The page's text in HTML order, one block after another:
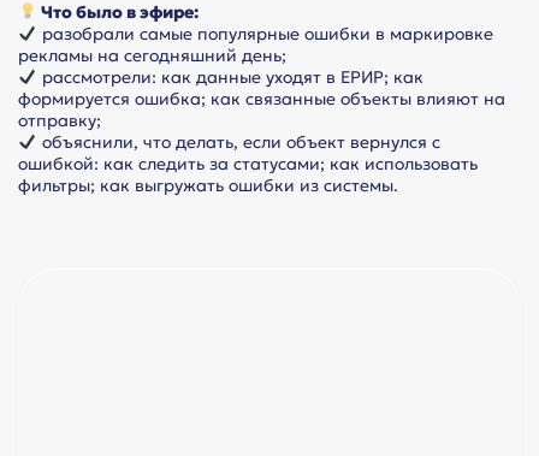
Что было в эфире:
разобрали самые популярные ошибки в маркировке
рекламы на сегодняшний день;
рассмотрели: как данные уходят в ЕРИР; как
формируется ошибка; как связанные объекты влияют на
отправку;
объяснили, что делать, если объект вернулся с
ошибкой: как следить за статусами; как использовать
фильтры; как выгружать ошибки из системы.